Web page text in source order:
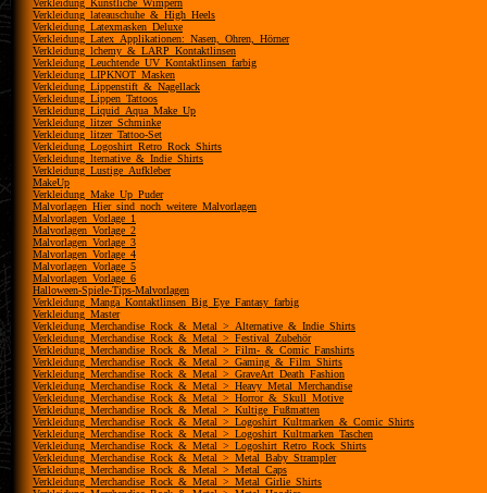
Verkleidung_Künstliche_Wimpern
Verkleidung_lateauschuhe_&_High_Heels
Verkleidung_Latexmasken_Deluxe
Verkleidung_Latex_Applikationen:_Nasen,_Ohren,_Hörner
Verkleidung_lchemy_&_LARP_Kontaktlinsen
Verkleidung_Leuchtende_UV_Kontaktlinsen_farbig
Verkleidung_LIPKNOT_Masken
Verkleidung_Lippenstift_&_Nagellack
Verkleidung_Lippen_Tattoos
Verkleidung_Liquid_Aqua_Make_Up
Verkleidung_litzer_Schminke
Verkleidung_litzer_Tattoo-Set
Verkleidung_Logoshirt_Retro_Rock_Shirts
Verkleidung_lternative_&_Indie_Shirts
Verkleidung_Lustige_Aufkleber
MakeUp
Verkleidung_Make_Up_Puder
Malvorlagen_Hier_sind_noch_weitere_Malvorlagen
Malvorlagen_Vorlage_1
Malvorlagen_Vorlage_2
Malvorlagen_Vorlage_3
Malvorlagen_Vorlage_4
Malvorlagen_Vorlage_5
Malvorlagen_Vorlage_6
Halloween-Spiele-Tips-Malvorlagen
Verkleidung_Manga_Kontaktlinsen_Big_Eye_Fantasy_farbig
Verkleidung_Master
Verkleidung_Merchandise_Rock_&_Metal_>_Alternative_&_Indie_Shirts
Verkleidung_Merchandise_Rock_&_Metal_>_Festival_Zubehör
Verkleidung_Merchandise_Rock_&_Metal_>_Film-_&_Comic_Fanshirts
Verkleidung_Merchandise_Rock_&_Metal_>_Gaming_&_Film_Shirts
Verkleidung_Merchandise_Rock_&_Metal_>_GraveArt_Death_Fashion
Verkleidung_Merchandise_Rock_&_Metal_>_Heavy_Metal_Merchandise
Verkleidung_Merchandise_Rock_&_Metal_>_Horror_&_Skull_Motive
Verkleidung_Merchandise_Rock_&_Metal_>_Kultige_Fußmatten
Verkleidung_Merchandise_Rock_&_Metal_>_Logoshirt_Kultmarken_&_Comic_Shirts
Verkleidung_Merchandise_Rock_&_Metal_>_Logoshirt_Kultmarken_Taschen
Verkleidung_Merchandise_Rock_&_Metal_>_Logoshirt_Retro_Rock_Shirts
Verkleidung_Merchandise_Rock_&_Metal_>_Metal_Baby_Strampler
Verkleidung_Merchandise_Rock_&_Metal_>_Metal_Caps
Verkleidung_Merchandise_Rock_&_Metal_>_Metal_Girlie_Shirts